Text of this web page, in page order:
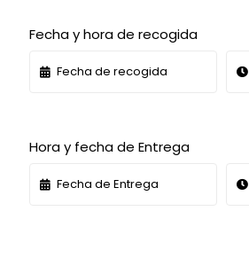
Fecha y hora de recogida
Hora y fecha de Entrega